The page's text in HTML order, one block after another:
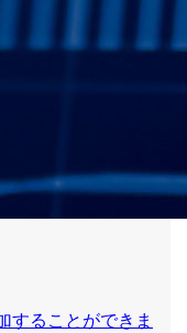
することができま